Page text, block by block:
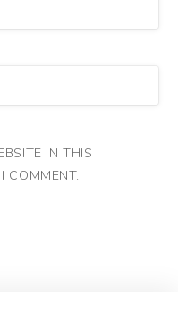
IN THIS
COMMENT.